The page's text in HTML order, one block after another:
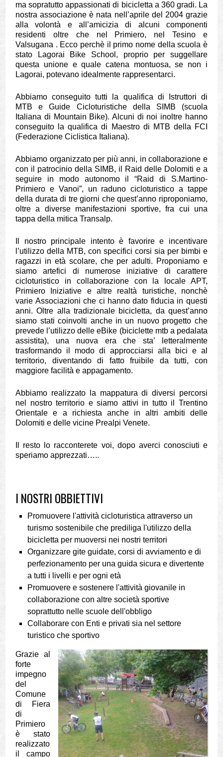
ma sopratutto appassionati di bicicletta a 360 gradi. La
nostra associazione è nata nell’aprile del 2004 grazie
alla volontà e all’amicizia di alcuni componenti
residenti oltre che nel Primiero, nel Tesino e
Valsugana . Ecco perchè il primo nome della scuola è
stato Lagorai Bike School, proprio per suggellare
questa unione e quale catena montuosa, se non i
Lagorai, potevano idealmente rappresentarci.
Abbiamo conseguito tutti la qualifica di Istruttori di
MTB e Guide Cicloturistiche della SIMB (scuola
Italiana di Mountain Bike). Alcuni di noi inoltre hanno
conseguito la qualifica di Maestro di MTB della FCI
(Federazione Ciclistica Italiana).
Abbiamo organizzato per più anni, in collaborazione e
con il patrocinio della SIMB, il Raid delle Dolomiti e a
seguire in modo autonomo il “Raid di S.Martino-
Primiero e Vanoi”, un raduno cicloturistico a tappe
della durata di tre giorni che quest’anno riproponiamo,
oltre a diverse manifestazioni sportive, fra cui una
tappa della mitica Transalp.
Il nostro principale intento è favorire e incentivare
l’utilizzo della MTB, con specifici corsi sia per bimbi e
ragazzi in età scolare, che per adulti. Proponiamo e
siamo artefici di numerose iniziative di carattere
cicloturistico in collaborazione con la locale APT,
Primiero Iniziative e altre realtà turistiche, nonchè
varie Associazioni che ci hanno dato fiducia in questi
anni. Oltre alla tradizionale bicicletta, da quest’anno
siamo stati coinvolti anche in un nuovo progetto che
prevede l’utilizzo delle eBike (biciclette mtb a pedalata
assistita), una nuova era che sta’ letteralmente
trasformando il modo di approcciarsi alla bici e al
territorio, diventando di fatto fruibile da tutti, con
maggiore facilità e appagamento.
Abbiamo realizzato la mappatura di diversi percorsi
nel nostro territorio e siamo attivi in tutto il Trentino
Orientale e a richiesta anche in altri ambiti delle
Dolomiti e delle vicine Prealpi Venete.
Il resto lo racconterete voi, dopo averci conosciuti e
speriamo apprezzati…..
I NOSTRI OBBIETTIVI
Promuovere l'attività cicloturistica attraverso un
turismo sostenibile che prediliga l'utilizzo della
bicicletta per muoversi nei nostri territori
Organizzare gite guidate, corsi di avviamento e di
perfezionamento per una guida sicura e divertente
a tutti i livelli e per ogni età
Promuovere e sostenere l'attività giovanile in
collaborazione con altre società sportive
soprattutto nelle scuole dell'obbligo
Collaborare con Enti e privati sia nel settore
turistico che sportivo
Grazie al
forte
impegno
del
Comune
di Fiera
di
Primiero
è stato
realizzato
il campo